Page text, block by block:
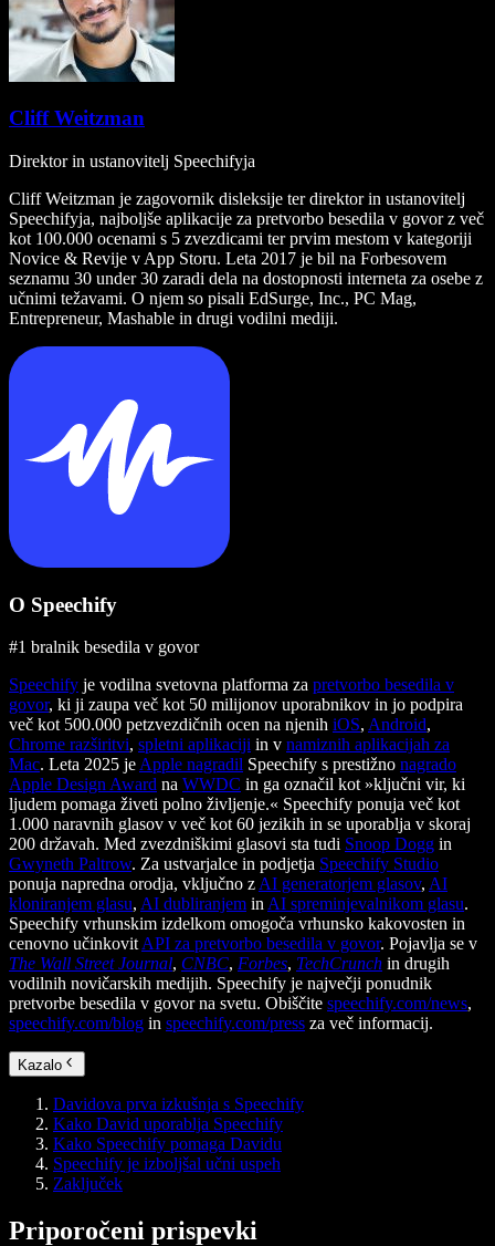
Cliff Weitzman
Direktor in ustanovitelj Speechifyja
Cliff Weitzman je zagovornik disleksije ter direktor in ustanovitelj
Speechifyja, najboljše aplikacije za pretvorbo besedila v govor z več
kot 100.000 ocenami s 5 zvezdicami ter prvim mestom v kategoriji
Novice & Revije v App Storu. Leta 2017 je bil na Forbesovem
seznamu 30 under 30 zaradi dela na dostopnosti interneta za osebe z
učnimi težavami. O njem so pisali EdSurge, Inc., PC Mag,
Entrepreneur, Mashable in drugi vodilni mediji.
O Speechify
#1 bralnik besedila v govor
Speechify je vodilna svetovna platforma za pretvorbo besedila v
govor, ki ji zaupa več kot 50 milijonov uporabnikov in jo podpira
več kot 500.000 petzvezdičnih ocen na njenih iOS, Android,
Chrome razširitvi, spletni aplikaciji in v namiznih aplikacijah za
Mac. Leta 2025 jeApple nagradil Speechify s prestižno nagrado
Apple Design Award na WWDC in ga označil kot »ključni vir, ki
ljudem pomaga živeti polno življenje.« Speechify ponuja več kot
1.000 naravnih glasov v več kot 60 jezikih in se uporablja v skoraj
200 državah. Med zvezdniškimi glasovi sta tudi Snoop Dogg in
Gwyneth Paltrow. Za ustvarjalce in podjetja Speechify Studio
ponuja napredna orodja, vključno zAI generatorjem glasov, AI
kloniranjem glasu, AI dubliranjem inAI spreminjevalnikom glasu.
Speechify vrhunskim izdelkom omogoča vrhunsko kakovosten in
cenovno učinkovitAPI za pretvorbo besedila v govor. Pojavlja se v
The Wall Street Journal, CNBC, Forbes, TechCrunch in drugih
vodilnih novičarskih medijih. Speechify je največji ponudnik
pretvorbe besedila v govor na svetu. Obiščite speechify.com/news,
speechify.com/blog in speechify.com/press za več informacij.
Kazalo
Davidova prva izkušnja s Speechify
Kako David uporablja Speechify
Kako Speechify pomaga Davidu
Speechify je izboljšal učni uspeh
Zaključek
Priporočeni prispevki